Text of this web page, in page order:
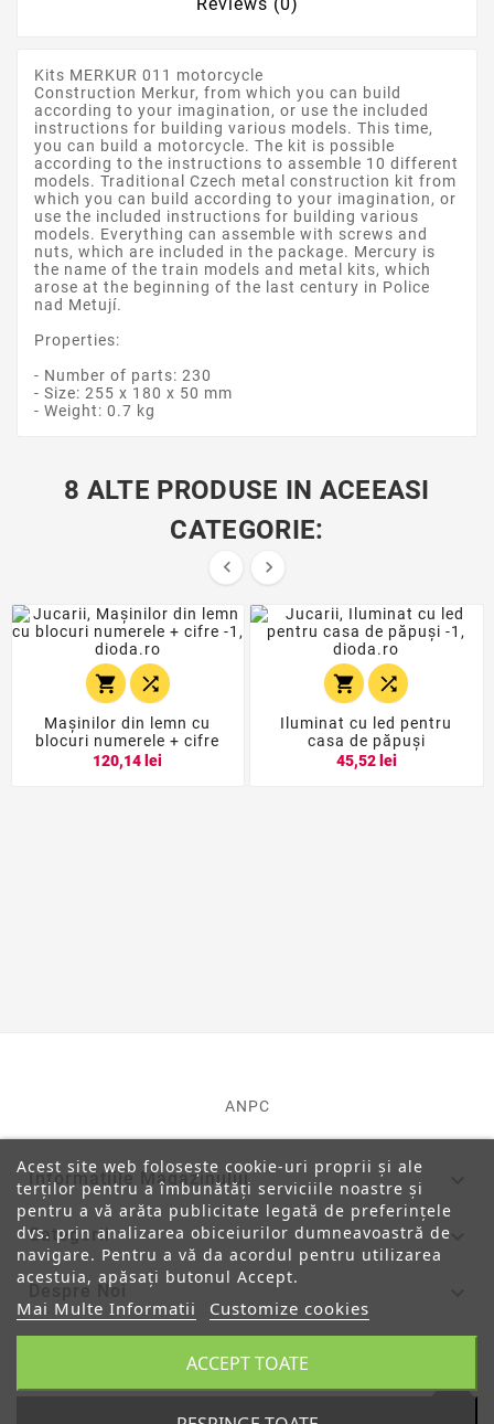
Reviews (0)
Kits MERKUR 011 motorcycle
Construction Merkur, from which you can build
according to your imagination, or use the included
instructions for building various models. This time,
you can build a motorcycle. The kit is possible
according to the instructions to assemble 10 different
models. Traditional Czech metal construction kit from
which you can build according to your imagination, or
use the included instructions for building various
models. Everything can assemble with screws and
nuts, which are included in the package. Mercury is
the name of the train models and metal kits, which
arose at the beginning of the last century in Police
nad Metují.
Properties:
- Number of parts: 230
- Size: 255 x 180 x 50 mm
- Weight: 0.7 kg
8 ALTE PRODUSE IN ACEEASI
CATEGORIE:
 
 
Mașinilor din lemn cu
blocuri numerele + cifre
120,14 lei
 
Iluminat cu led pentru
casa de păpuși
45,52 lei
ANPC
Informatiile Magazinului
Categorii 
Despre Noi
Acest site web folosește cookie-uri proprii și ale
terților pentru a îmbunătăți serviciile noastre și
pentru a vă arăta publicitate legată de preferințele
dvs. prin analizarea obiceiurilor dumneavoastră de
navigare. Pentru a vă da acordul pentru utilizarea
acestuia, apăsați butonul Accept.
Mai Multe Informatii Customize cookies
ACCEPT TOATE